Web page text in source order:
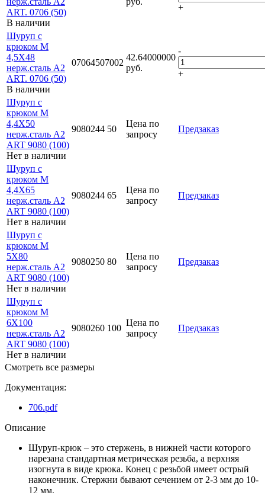
ART. 0706 (50)
В наличии
+
Шуруп с
крюком М
4,5Х48
нерж.сталь A2
ART. 0706 (50)
В наличии
07064507002
42.64000000
руб.
-
+
Шуруп с
крюком М
4,4Х50
нерж.сталь A2
ART 9080 (100)
Нет в наличии
9080244 50
Цена по
запросу
Предзаказ
Шуруп с
крюком М
4,4Х65
нерж.сталь A2
ART 9080 (100)
Нет в наличии
9080244 65
Цена по
запросу
Предзаказ
Шуруп с
крюком М
5Х80
нерж.сталь A2
ART 9080 (100)
Нет в наличии
9080250 80
Цена по
запросу
Предзаказ
Шуруп с
крюком М
6Х100
нерж.сталь A2
ART 9080 (100)
Нет в наличии
9080260 100
Цена по
запросу
Предзаказ
Смотреть все размеры
Документация:
706.pdf
Описание
Шуруп-крюк – это стержень, в нижней части которого
нарезана стандартная метрическая резьба, а верхняя
изогнута в виде крюка. Конец с резьбой имеет острый
наконечник. Стержни бывают сечением от 2-3 мм до 10-
12 мм.